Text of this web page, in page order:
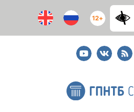
12+
YoutubeВКонтакте
RSS